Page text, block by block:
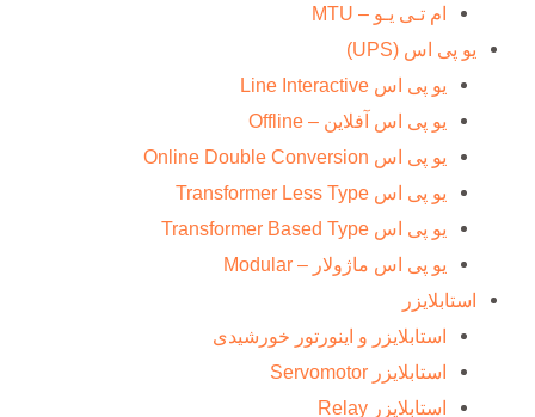
ام تـی یـو – MTU
یو پی اس (UPS)
یو پی اس Line Interactive
یو پی اس آفلاین – Offline
یو پی اس Online Double Conversion
یو پی اس Transformer Less Type
یو پی اس Transformer Based Type
یو پی اس ماژولار – Modular
استابلایزر
استابلایزر و اینورتور خورشیدی
استابلایزر Servomotor
استابلایزر Relay